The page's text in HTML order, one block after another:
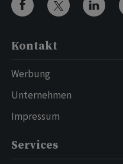
Kontakt
Werbung
Unternehmen
Impressum
Services